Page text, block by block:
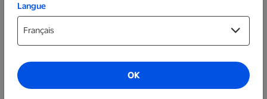
Couvertures et tapis de sol
Couvertures sherpa
Langue
OK